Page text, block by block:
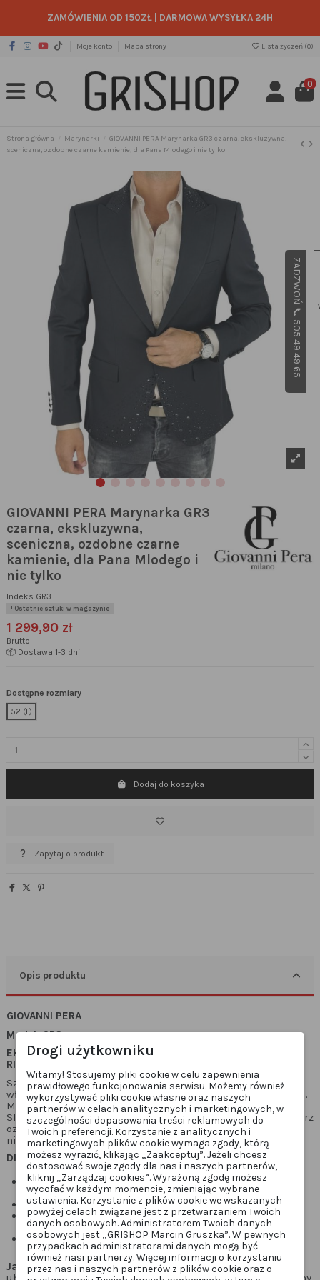
ZAMÓWIENIA OD 150ZŁ DARMOWA WYSYŁKA 24H
Moje konto Mapa strony Lista życzeń (0)
0
Strona główna Marynarki
GIOVANNI PERA Marynarka GR3 czarna, ekskluzywna,
sceniczna, ozdobne czarne kamienie, dla Pana Mlodego i nie tylko
GIOVANNI PERA Marynarka GR3
czarna, ekskluzywna,
sceniczna, ozdobne czarne
kamienie, dla Pana Mlodego i
nie tylko
Indeks GR3
Ostatnie sztuki w magazynie
1 299,90 zł
Brutto
📦 Dostawa 1-3 dni
Dostępne rozmiary
52 (L)
Dodaj do koszyka
Zapytaj o produkt
Opis produktu
GIOVANNI PERA
Model: GR3
Ekskluzywna męska marynarka GIOVANNI PERA wydanie
RINELLI – elegancja, która przyciąga spojrzenia
Szukasz wyjątkowej marynarki na specjalne okazje? Ten
włoski projekt to połączenie klasy, nowoczesności i luksusu.
Marynarka GIOVANNI PERA zachwyca perfekcyjnym krojem
Slim-Fit oraz niezwykle efektownym wykończeniem – kołnierz
ozdobiony mieniącymi się kryształami dodaje stylizacji
niepowtarzalnego charakteru.
Dlaczego warto?
Starannie zaprojektowany we Włoszech – synonim
elegancji i stylu
Klasyczna czerń – ponadczasowa i zawsze na czasie
Tkanina: wysokiej jakości mieszanka - 97% Poliester 3%
Elastan – oddychająca i odporna na zagniecenia
Idealne dopasowanie – podkreśla sylwetkę i zapewnia
swobodę ruchu
Jak dobrać rozmiar?Zmierz swoje najlepiej dopasowane
ZADZWOŃ 📞 505 49 49 65
Drogi użytkowniku
Witamy! Stosujemy pliki cookie w celu zapewnienia
prawidłowego funkcjonowania serwisu. Możemy również
wykorzystywać pliki cookie własne oraz naszych
partnerów w celach analitycznych i marketingowych, w
szczególności dopasowania treści reklamowych do
Twoich preferencji. Korzystanie z analitycznych i
marketingowych plików cookie wymaga zgody, którą
możesz wyrazić, klikając „Zaakceptuj”. Jeżeli chcesz
dostosować swoje zgody dla nas i naszych partnerów,
kliknij „Zarządzaj cookies”. Wyrażoną zgodę możesz
wycofać w każdym momencie, zmieniając wybrane
ustawienia. Korzystanie z plików cookie we wskazanych
powyżej celach związane jest z przetwarzaniem Twoich
danych osobowych. Administratorem Twoich danych
osobowych jest „GRISHOP Marcin Gruszka”. W pewnych
przypadkach administratorami danych mogą być
również nasi partnerzy. Więcej informacji o korzystaniu
przez nas i naszych partnerów z plików cookie oraz o